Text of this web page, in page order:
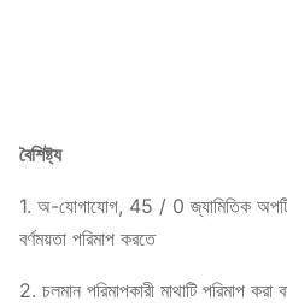
বৈশিষ্ট্য
1. অ-যোগাযোগ, 45 / 0 জ্যামিতিক
বর্ণময়তা পরিমাপ করতে
2. চলমান পরিমাপকারী মাথাটি পরিমাপ